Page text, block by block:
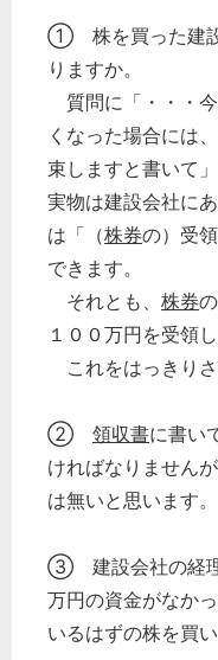
① 株を買った建
りますか。
質問に「・・・
くなった場合には
束しますと書いて
実物は建設会社に
は「（株券の）受
できます。
それとも、 株券
１００万円を受領
これをはっきりさ
② 領収書に書い
ければなりません
は無いと思います。
③ 建設会社の経理
万円の資金がなか
いるはずの株を買